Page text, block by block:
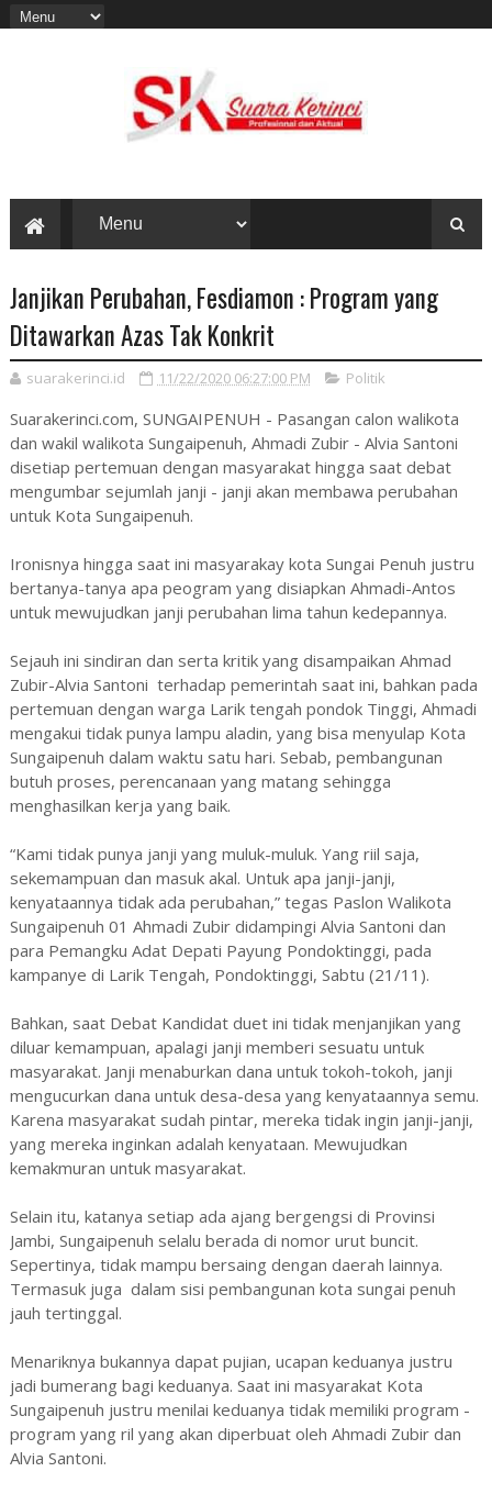
Janjikan Perubahan, Fesdiamon : Program yang
Ditawarkan Azas Tak Konkrit
suarakerinci.id 11/22/2020 06:27:00 PM Politik
Suarakerinci.com, SUNGAIPENUH - Pasangan calon walikota
dan wakil walikota Sungaipenuh, Ahmadi Zubir - Alvia Santoni
disetiap pertemuan dengan masyarakat hingga saat debat
mengumbar sejumlah janji - janji akan membawa perubahan
untuk Kota Sungaipenuh.
Ironisnya hingga saat ini masyarakay kota Sungai Penuh justru
bertanya-tanya apa peogram yang disiapkan Ahmadi-Antos
untuk mewujudkan janji perubahan lima tahun kedepannya.
Sejauh ini sindiran dan serta kritik yang disampaikan Ahmad
Zubir-Alvia Santoni terhadap pemerintah saat ini, bahkan pada
pertemuan dengan warga Larik tengah pondok Tinggi, Ahmadi
mengakui tidak punya lampu aladin, yang bisa menyulap Kota
Sungaipenuh dalam waktu satu hari. Sebab, pembangunan
butuh proses, perencanaan yang matang sehingga
menghasilkan kerja yang baik.
“Kami tidak punya janji yang muluk-muluk. Yang riil saja,
sekemampuan dan masuk akal. Untuk apa janji-janji,
kenyataannya tidak ada perubahan,” tegas Paslon Walikota
Sungaipenuh 01 Ahmadi Zubir didampingi Alvia Santoni dan
para Pemangku Adat Depati Payung Pondoktinggi, pada
kampanye di Larik Tengah, Pondoktinggi, Sabtu (21/11).
Bahkan, saat Debat Kandidat duet ini tidak menjanjikan yang
diluar kemampuan, apalagi janji memberi sesuatu untuk
masyarakat. Janji menaburkan dana untuk tokoh-tokoh, janji
mengucurkan dana untuk desa-desa yang kenyataannya semu.
Karena masyarakat sudah pintar, mereka tidak ingin janji-janji,
yang mereka inginkan adalah kenyataan. Mewujudkan
kemakmuran untuk masyarakat.
Selain itu, katanya setiap ada ajang bergengsi di Provinsi
Jambi, Sungaipenuh selalu berada di nomor urut buncit.
Sepertinya, tidak mampu bersaing dengan daerah lainnya.
Termasuk juga dalam sisi pembangunan kota sungai penuh
jauh tertinggal.
Menariknya bukannya dapat pujian, ucapan keduanya justru
jadi bumerang bagi keduanya. Saat ini masyarakat Kota
Sungaipenuh justru menilai keduanya tidak memiliki program -
program yang ril yang akan diperbuat oleh Ahmadi Zubir dan
Alvia Santoni.